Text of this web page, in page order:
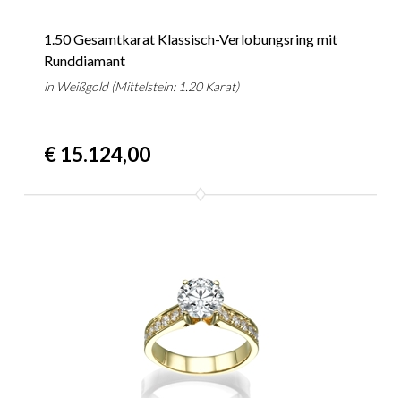
1.50 Gesamtkarat Klassisch-Verlobungsring mit
Runddiamant
in Weißgold (Mittelstein: 1.20 Karat)
€ 15.124,00